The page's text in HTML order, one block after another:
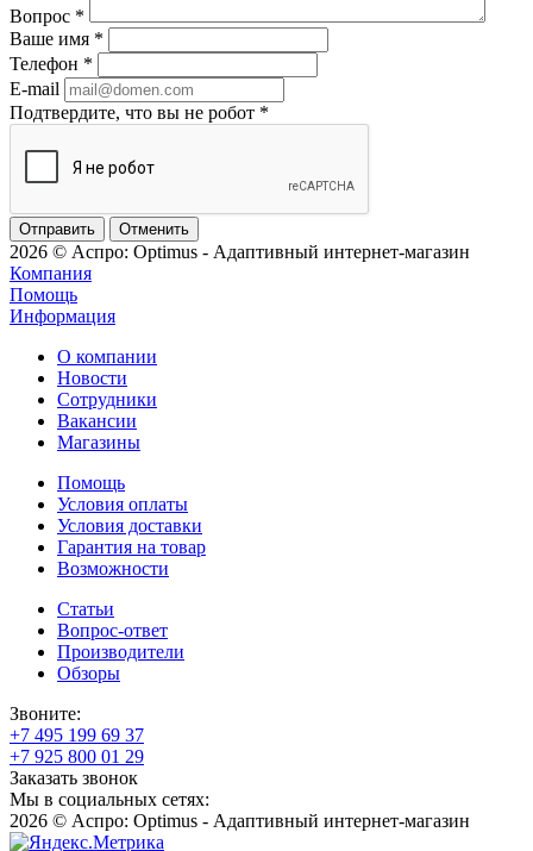
Вопрос *
Ваше имя *
Телефон *
E-mail
Подтвердите, что вы не робот *
Отменить
2026 © Аспро: Optimus - Адаптивный интернет-магазин
Компания
Помощь
Информация
О компании
Новости
Сотрудники
Вакансии
Магазины
Помощь
Условия оплаты
Условия доставки
Гарантия на товар
Возможности
Статьи
Вопрос-ответ
Производители
Обзоры
Звоните:
+7 495 199 69 37
+7 925 800 01 29
Заказать звонок
Мы в социальных сетях:
2026 © Аспро: Optimus - Адаптивный интернет-магазин